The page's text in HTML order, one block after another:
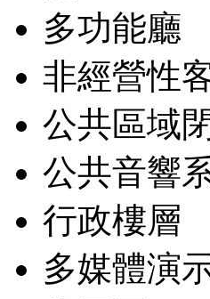
多功能廳
非經營性
公共區域
公共音響
行政樓層
多媒體演